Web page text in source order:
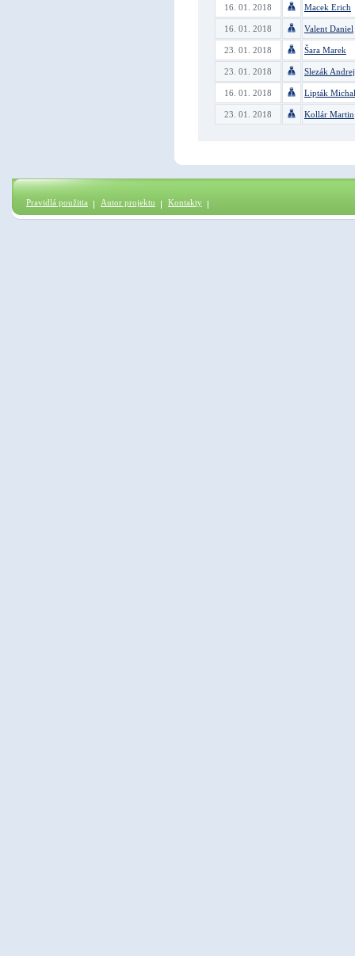
16. 01. 2018 Macek Erich
16. 01. 2018 Valent Daniel
23. 01. 2018 Šara Marek
23. 01. 2018 Slezák Andrej
16. 01. 2018 Lipták Michal
23. 01. 2018 Kollár Martin
Pravidlá použitia Autor projektu Kontakty